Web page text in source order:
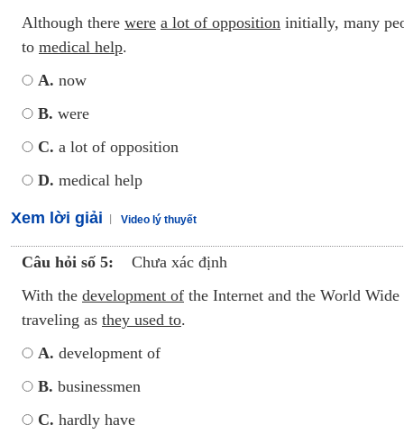
Although there were a lot of opposition initially, many
to medical help.
A. now
B. were
C. a lot of opposition
D. medical help
Xem lời giải Video lý thuyết
Câu hỏi số 5:
Chưa xác định
With the development of the Internet and the World
traveling as they used to.
A. development of
B. businessmen
C. hardly have